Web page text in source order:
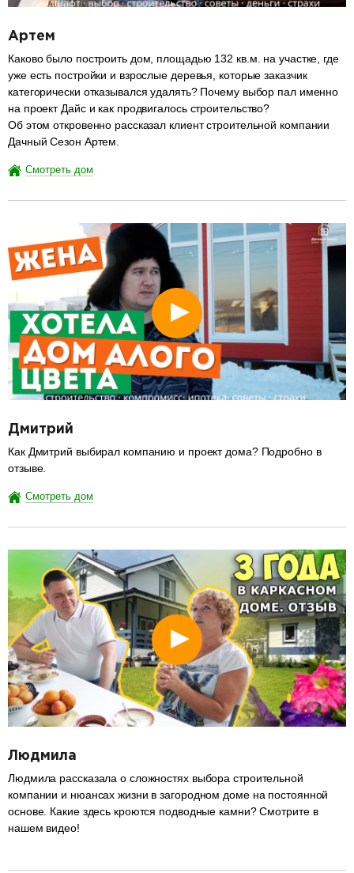
Артем
Каково было построить дом, площадью 132 кв.м. на участке, где
уже есть постройки и взрослые деревья, которые заказчик
категорически отказывался удалять? Почему выбор пал именно
на проект Дайс и как продвигалось строительство?
Об этом откровенно рассказал клиент строительной компании
Дачный Сезон Артем.
Смотреть дом
Дмитрий
Как Дмитрий выбирал компанию и проект дома? Подробно в
отзыве.
Смотреть дом
Людмила
Людмила рассказала о сложностях выбора строительной
компании и нюансах жизни в загородном доме на постоянной
основе. Какие здесь кроются подводные камни? Смотрите в
нашем видео!